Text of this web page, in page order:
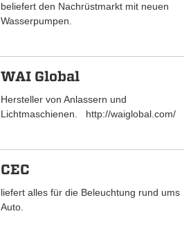
beliefert den Nachrüstmarkt mit neuen
Wasserpumpen.
WAI Global
Hersteller von Anlassern und
Lichtmaschienen. http://waiglobal.com/
CEC
liefert alles für die Beleuchtung rund ums
Auto.